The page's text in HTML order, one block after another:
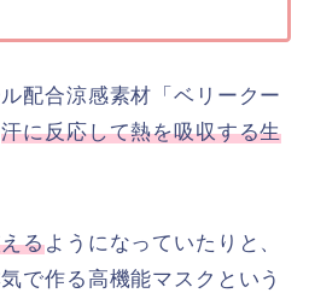
配合涼感素材「ベリークー
汗に反応して熱を吸収する生
るようになっていたりと、
で作る高機能マスクという